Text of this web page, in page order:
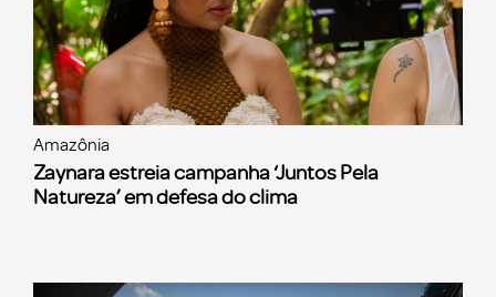
Amazônia
Zaynara estreia campanha ‘Juntos Pela
Natureza’ em defesa do clima